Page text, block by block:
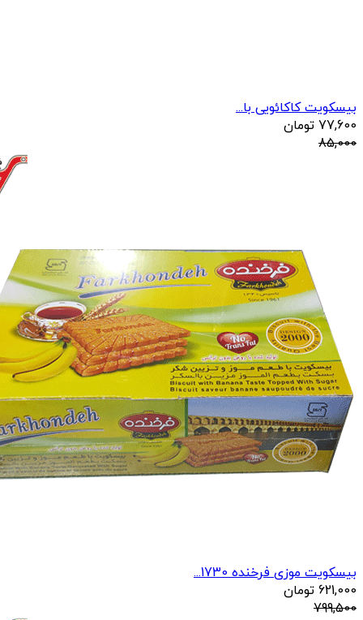
بیسکویت کاکائویی با...
77,600 تومان
85,000
بیسکویت موزی فرخنده 1730...
621,000 تومان
799,500